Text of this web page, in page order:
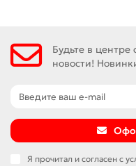
Будьте в
новости!
Я прочитал и согласен с